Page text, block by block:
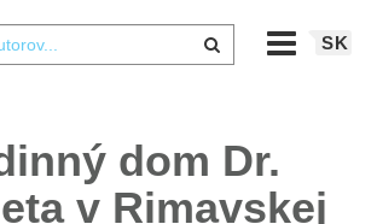
SK
dom Dr.
v Rimavskej